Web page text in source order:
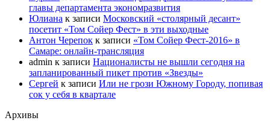
главы департамента экономразвития
Юлиана к записи Московский «столярный десант»
посетит «Том Сойер Фест» в эти выходные
Антон Черепок к записи «Том Сойер Фест-2016» в
Самаре: онлайн-трансляция
admin к записи Националисты не вышли сегодня на
запланированный пикет против «Звезды»
Сергей к записи Или не грози Южному Городу, попивая
сок у себя в квартале
Архивы